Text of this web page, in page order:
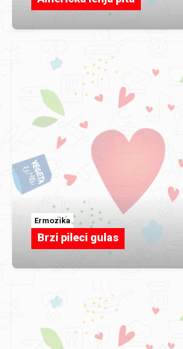
Ermozika
Brzi pileci gulas